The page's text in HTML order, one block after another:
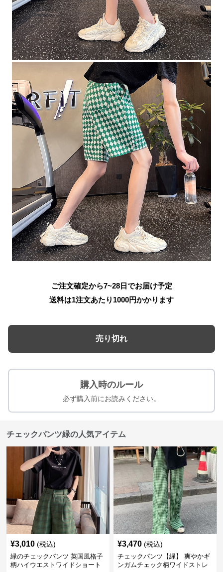
ご注文確定から7~28日でお届け予定
送料は1注文あたり 1000円かかります
売り切れ
購入時のルール
必ず購入前にお読みください。
チェックパンツ緑の人気アイテム
¥3,010 (税込)
緑のチェックパンツ 英国風格子
柄ハイウエストワイドショート
¥3,470 (税込)
チェックパンツ【緑】 爽やかギ
ンガムチェック柄ワイドストレ